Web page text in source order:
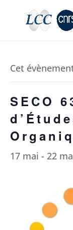
Cet
SECO
17 mai - 22